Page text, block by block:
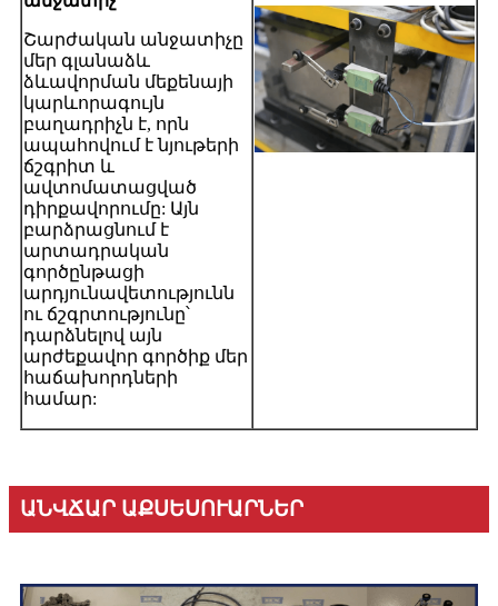
Շարժական անջատիչը
մեր գլանաձև
ձևավորման մեքենայի
կարևորագույն
բաղադրիչն է, որն
ապահովում է նյութերի
ճշգրիտ և
ավտոմատացված
դիրքավորումը: Այն
բարձրացնում է
արտադրական
գործընթացի
արդյունավետությունն
ու ճշգրտությունը՝
դարձնելով այն
արժեքավոր գործիք մեր
հաճախորդների
համար:
ԱՆՎՃԱՐ ԱՔՍԵՍՈՒԱՐՆԵՐ